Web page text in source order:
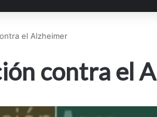
el Alzheimer
contra el